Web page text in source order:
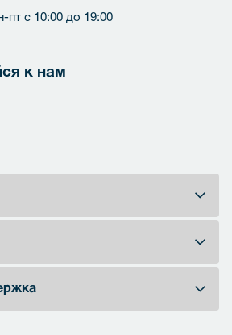
пт с 10:00 до 19:00
к нам